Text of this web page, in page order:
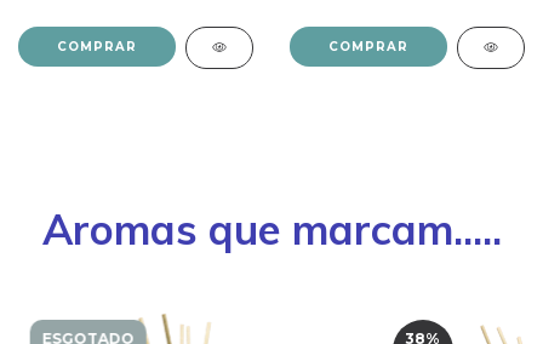
COMPRAR COMPRAR
Aromas que marcam.....
ESGOTADO 38%